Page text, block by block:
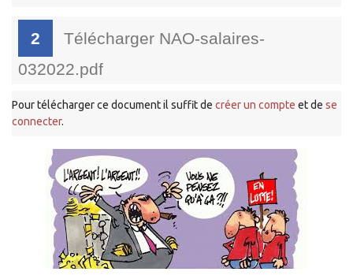
2
Télécharger NAO-salaires-
032022.pdf
Pour télécharger ce document il suffit de créer un compte et de se
connecter.